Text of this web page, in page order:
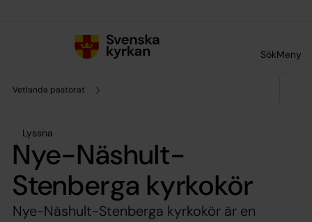
SökMeny
Vetlanda pastorat
Lyssna
Nye-Näshult-
Stenberga kyrkokör
Nye-Näshult-Stenberga kyrkokör är en